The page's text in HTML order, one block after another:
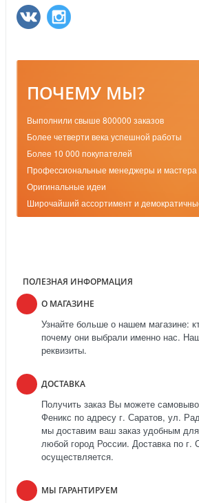
ПОЧЕМУ МЫ?
Выполнили свыше 800000 заказов
Более четверти века успешной работы
Более 10 000 покупателей
Профессиональные менеджеры и мастера
Оригинальные идеи
Широчайший ассортимент и
ПОЛЕЗНАЯ ИНФОРМАЦИЯ
О МАГАЗИНЕ
Узнайте больше о нашем магазине:
почему они выбрали именно нас.
реквизиты.
ДОСТАВКА
Получить заказ Вы можете
Феникс по адресу г. Саратов, ул.
мы доставим ваш заказ удобным
любой город России. Доставка по г.
осуществляется.
МЫ ГАРАНТИРУЕМ